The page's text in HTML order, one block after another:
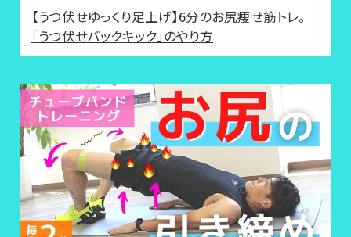
【うつ伏せゆっくり足上げ】6分のお尻痩せ筋トレ。
「うつ伏せバックキック」のやり方